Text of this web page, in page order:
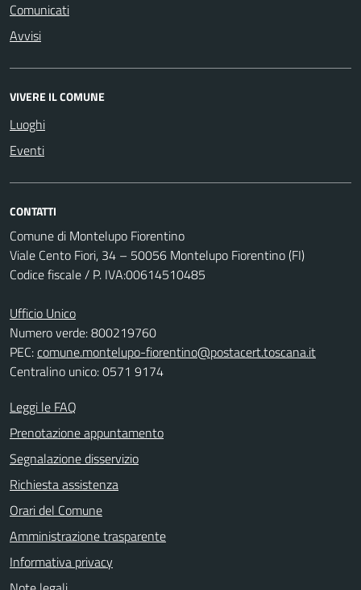
Comunicati
Avvisi
VIVERE IL COMUNE
Luoghi
Eventi
CONTATTI
Comune di Montelupo Fiorentino
Viale Cento Fiori, 34 – 50056 Montelupo Fiorentino (FI)
Codice fiscale / P. IVA:00614510485
Ufficio Unico
Numero verde: 800219760
PEC:comune.montelupo-fiorentino@postacert.toscana.it
Centralino unico: 0571 9174
Leggi le FAQ
Prenotazione appuntamento
Segnalazione disservizio
Richiesta assistenza
Orari del Comune
Amministrazione trasparente
Informativa privacy